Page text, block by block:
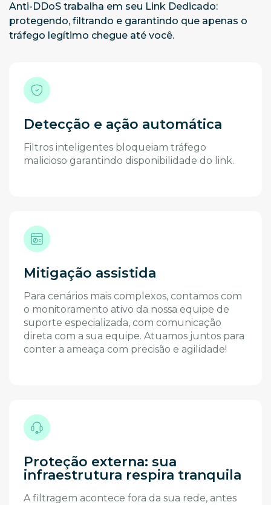
Anti-DDoS trabalha em seu Link Dedicado:
protegendo, filtrando e garantindo que apenas o
tráfego legítimo chegue até você.
Detecção e ação automática
Filtros inteligentes bloqueiam tráfego
malicioso garantindo disponibilidade do link.
Mitigação assistida
Para cenários mais complexos, contamos com
o monitoramento ativo da nossa equipe de
suporte especializada, com comunicação
direta com a sua equipe. Atuamos juntos para
conter a ameaça com precisão e agilidade!
Proteção externa: sua
infraestrutura respira tranquila
A filtragem acontece fora da sua rede, antes